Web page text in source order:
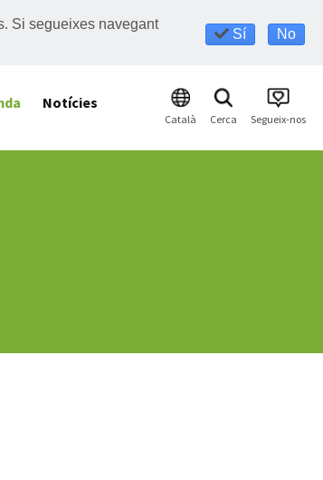
Sí No
Si segueixes navegant
Català Cerca Segueix-nos
Notícies